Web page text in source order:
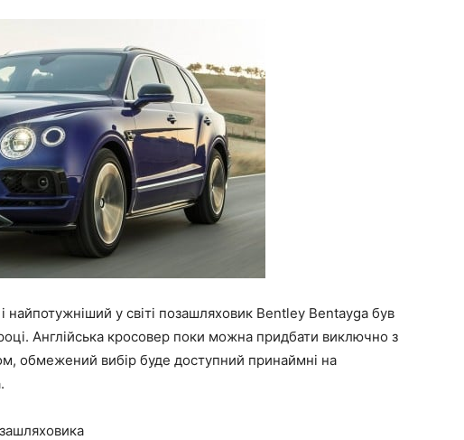
найпотужніший у світі позашляховик Bentley Bentayga був
Англійська кросовер поки можна придбати виключно з
обмежений вибір буде доступний принаймні на